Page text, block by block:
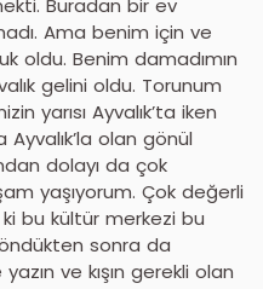
Buradan bir ev
Ama benim için ve
oldu. Benim damadımın
gelini oldu. Torunum
yarısı Ayvalık’ta iken
Ayvalık’la olan gönül
dolayı da çok
yaşıyorum. Çok değerli
bu kültür merkezi bu
sonra da
ve kışın gerekli olan